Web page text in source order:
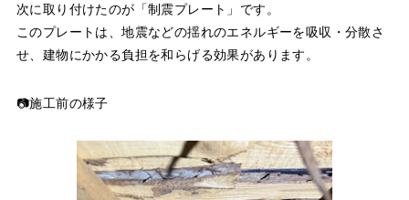
次に取り付けたのが「制震プレート」です。
このプレートは、地震などの揺れのエネルギーを吸収・分散さ
せ、建物にかかる負担を和らげる効果があります。
📷施工前の様子